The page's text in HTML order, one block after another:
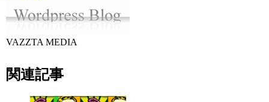
VAZZTA MEDIA
関連記事